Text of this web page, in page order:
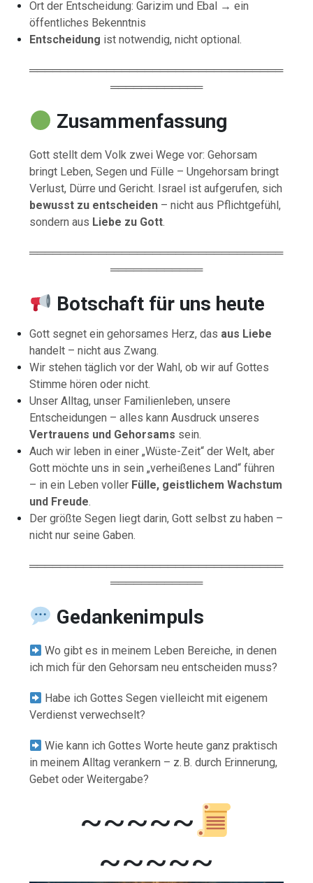
Ort der Entscheidung: Garizim und Ebal → ein
öffentliches Bekenntnis
Entscheidung ist notwendig, nicht optional.
═════════════════════════════════
════════════
Zusammenfassung
Gott stellt dem Volk zwei Wege vor: Gehorsam
bringt Leben, Segen und Fülle – Ungehorsam bringt
Verlust, Dürre und Gericht. Israel ist aufgerufen, sich
bewusst zu entscheiden – nicht aus Pflichtgefühl,
sondern aus Liebe zu Gott.
═════════════════════════════════
════════════
Botschaft für uns heute
Gott segnet ein gehorsames Herz, das aus Liebe
handelt – nicht aus Zwang.
Wir stehen täglich vor der Wahl, ob wir auf Gottes
Stimme hören oder nicht.
Unser Alltag, unser Familienleben, unsere
Entscheidungen – alles kann Ausdruck unseres
Vertrauens und Gehorsams sein.
Auch wir leben in einer „Wüste-Zeit“ der Welt, aber
Gott möchte uns in sein „verheißenes Land“ führen
– in ein Leben voller Fülle, geistlichem Wachstum
und Freude.
Der größte Segen liegt darin, Gott selbst zu haben –
nicht nur seine Gaben.
═════════════════════════════════
════════════
Gedankenimpuls
Wo gibt es in meinem Leben Bereiche, in denen
ich mich für den Gehorsam neu entscheiden muss?
Habe ich Gottes Segen vielleicht mit eigenem
Verdienst verwechselt?
Wie kann ich Gottes Worte heute ganz praktisch
in meinem Alltag verankern – z. B. durch Erinnerung,
Gebet oder Weitergabe?
~~~~~
~~~~~